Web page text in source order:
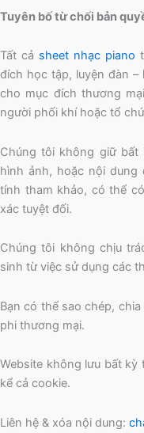
Tuyên bố từ chối bản
Tất cả sheet nhạc piano
đích học tập, luyện đàn
cho mục đích thương
người phối khí hoặc tổ
Chúng tôi không giữ bất
hình ảnh, hoặc nội
tính tham khảo, có thể
xác tuyệt đối.
Chúng tôi không chịu
sinh từ việc sử dụng các
Bạn có thể sao chép,
phi thương mại.
Website không lưu bất
kể cả cookie.
Liên hệ & xóa nội dung: